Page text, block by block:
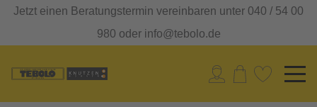
Jetzt einen Beratungstermin vereinbaren unter 040 / 54 00
980 oder info@tebolo.de